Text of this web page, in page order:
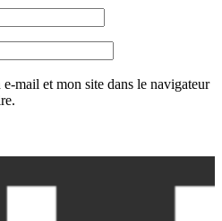
mail et mon site dans le navigateur